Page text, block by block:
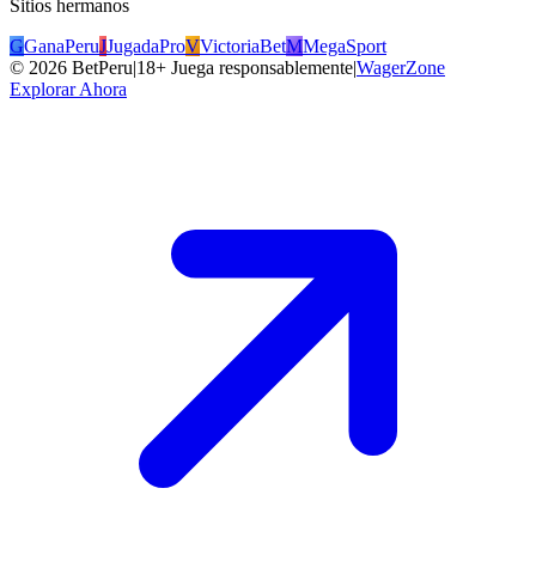
Sitios hermanos
GGanaPeruJJugadaProVVictoriaBetMMegaSport
© 2026 BetPeru|18+ Juega responsablemente|WagerZone
Explorar Ahora